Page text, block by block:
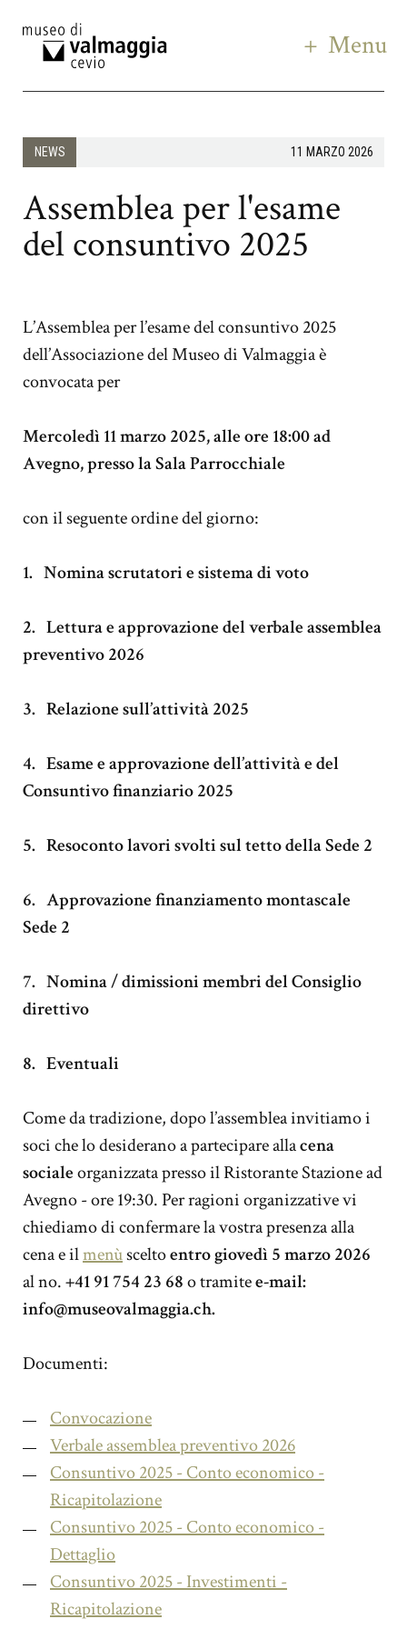
Menu
NEWS 11 MARZO 2026
Assemblea per l'esame
del consuntivo 2025
L’Assemblea per l’esame del consuntivo 2025
dell’Associazione del Museo di Valmaggia è
convocata per
Mercoledì 11 marzo 2025, alle ore 18:00 ad
Avegno, presso la Sala Parrocchiale
con il seguente ordine del giorno:
1. Nomina scrutatori e sistema di voto
2. Lettura e approvazione del verbale assemblea
preventivo 2026
3. Relazione sull’attività 2025
4. Esame e approvazione dell’attività e del
Consuntivo finanziario 2025
5. Resoconto lavori svolti sul tetto della Sede 2
6. Approvazione finanziamento montascale
Sede 2
7. Nomina / dimissioni membri del Consiglio
direttivo
8. Eventuali
Come da tradizione, dopo l’assemblea invitiamo i
soci che lo desiderano a partecipare allacena
socialeorganizzata presso il Ristorante Stazione ad
Avegno - ore 19:30. Per ragioni organizzative vi
chiediamo di confermare la vostra presenza alla
cena e ilmenùsceltoentro giovedì 5 marzo 2026
al no.+41 91 754 23 68o tramitee-mail:
info@museovalmaggia.ch.
Documenti:
Convocazione
Verbale assemblea preventivo 2026
Consuntivo 2025 - Conto economico -
Ricapitolazione
Consuntivo 2025 - Conto economico -
Dettaglio
Consuntivo 2025 - Investimenti -
Ricapitolazione